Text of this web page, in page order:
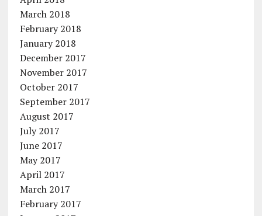
March 2018
February 2018
January 2018
December 2017
November 2017
October 2017
September 2017
August 2017
July 2017
June 2017
May 2017
April 2017
March 2017
February 2017